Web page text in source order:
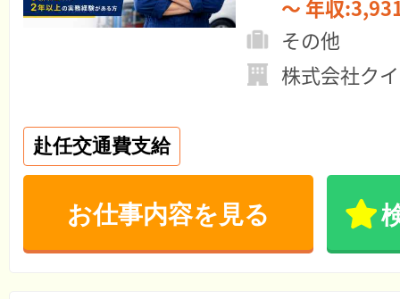
～ 年収
その他
株式会社ク
赴任交通費支給
お仕事内容を見る